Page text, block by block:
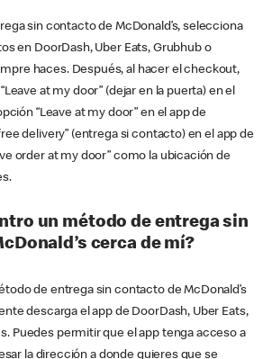
sin contacto de McDonald’s, selecciona
en DoorDash, Uber Eats, Grubhub o
haces. Después, al hacer el checkout,
at my door” (dejar en la puerta) en el
“Leave at my door” en el app de
delivery” (entrega si contacto) en el app de
order at my door” como la ubicación de
un método de entrega sin
cerca de mí?
de entrega sin contacto de McDonald’s
descarga el app de DoorDash, Uber Eats,
Puedes permitir que el app tenga acceso a
la dirección a donde quieres que se